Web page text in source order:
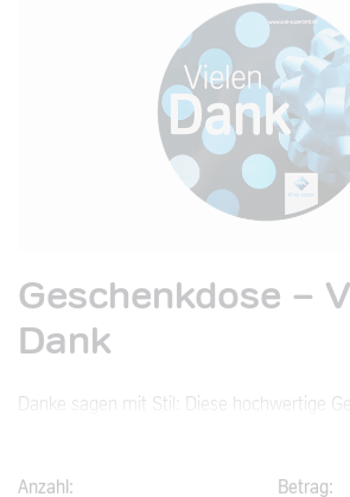
Geschenkdose -
Dank
Danke sagen mit Stil: Diese hochwertige
überzeugt mit klarer Botschaft und edlem
Anzahl:
Betrag: